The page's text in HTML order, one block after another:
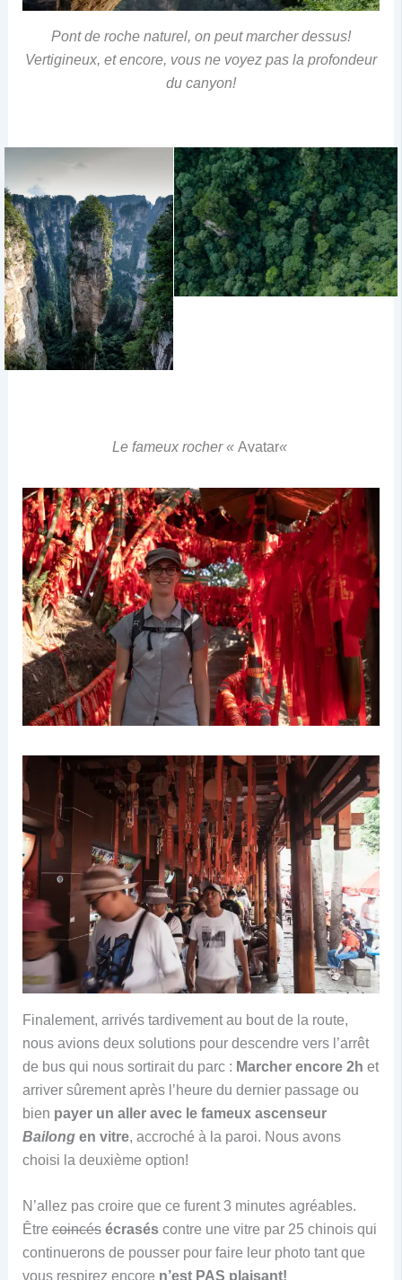
Pont de roche naturel, on peut marcher dessus!
Vertigineux, et encore, vous ne voyez pas la profondeur
du canyon!
Le fameux rocher « Avatar«
Finalement, arrivés tardivement au bout de la route,
nous avions deux solutions pour descendre vers l’arrêt
de bus qui nous sortirait du parc : Marcher encore 2h et
arriver sûrement après l’heure du dernier passage ou
bien payer un aller avec le fameux ascenseur
Bailongen vitre, accroché à la paroi. Nous avons
choisi la deuxième option!
N’allez pas croire que ce furent 3 minutes agréables.
Êtrecoincés écraséscontre une vitre par 25 chinois qui
continuerons de pousser pour faire leur photo tant que
vous respirez encore n’est PAS plaisant!